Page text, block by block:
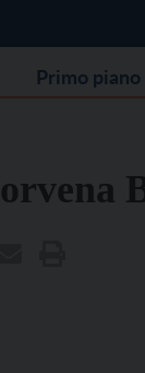
Primo piano